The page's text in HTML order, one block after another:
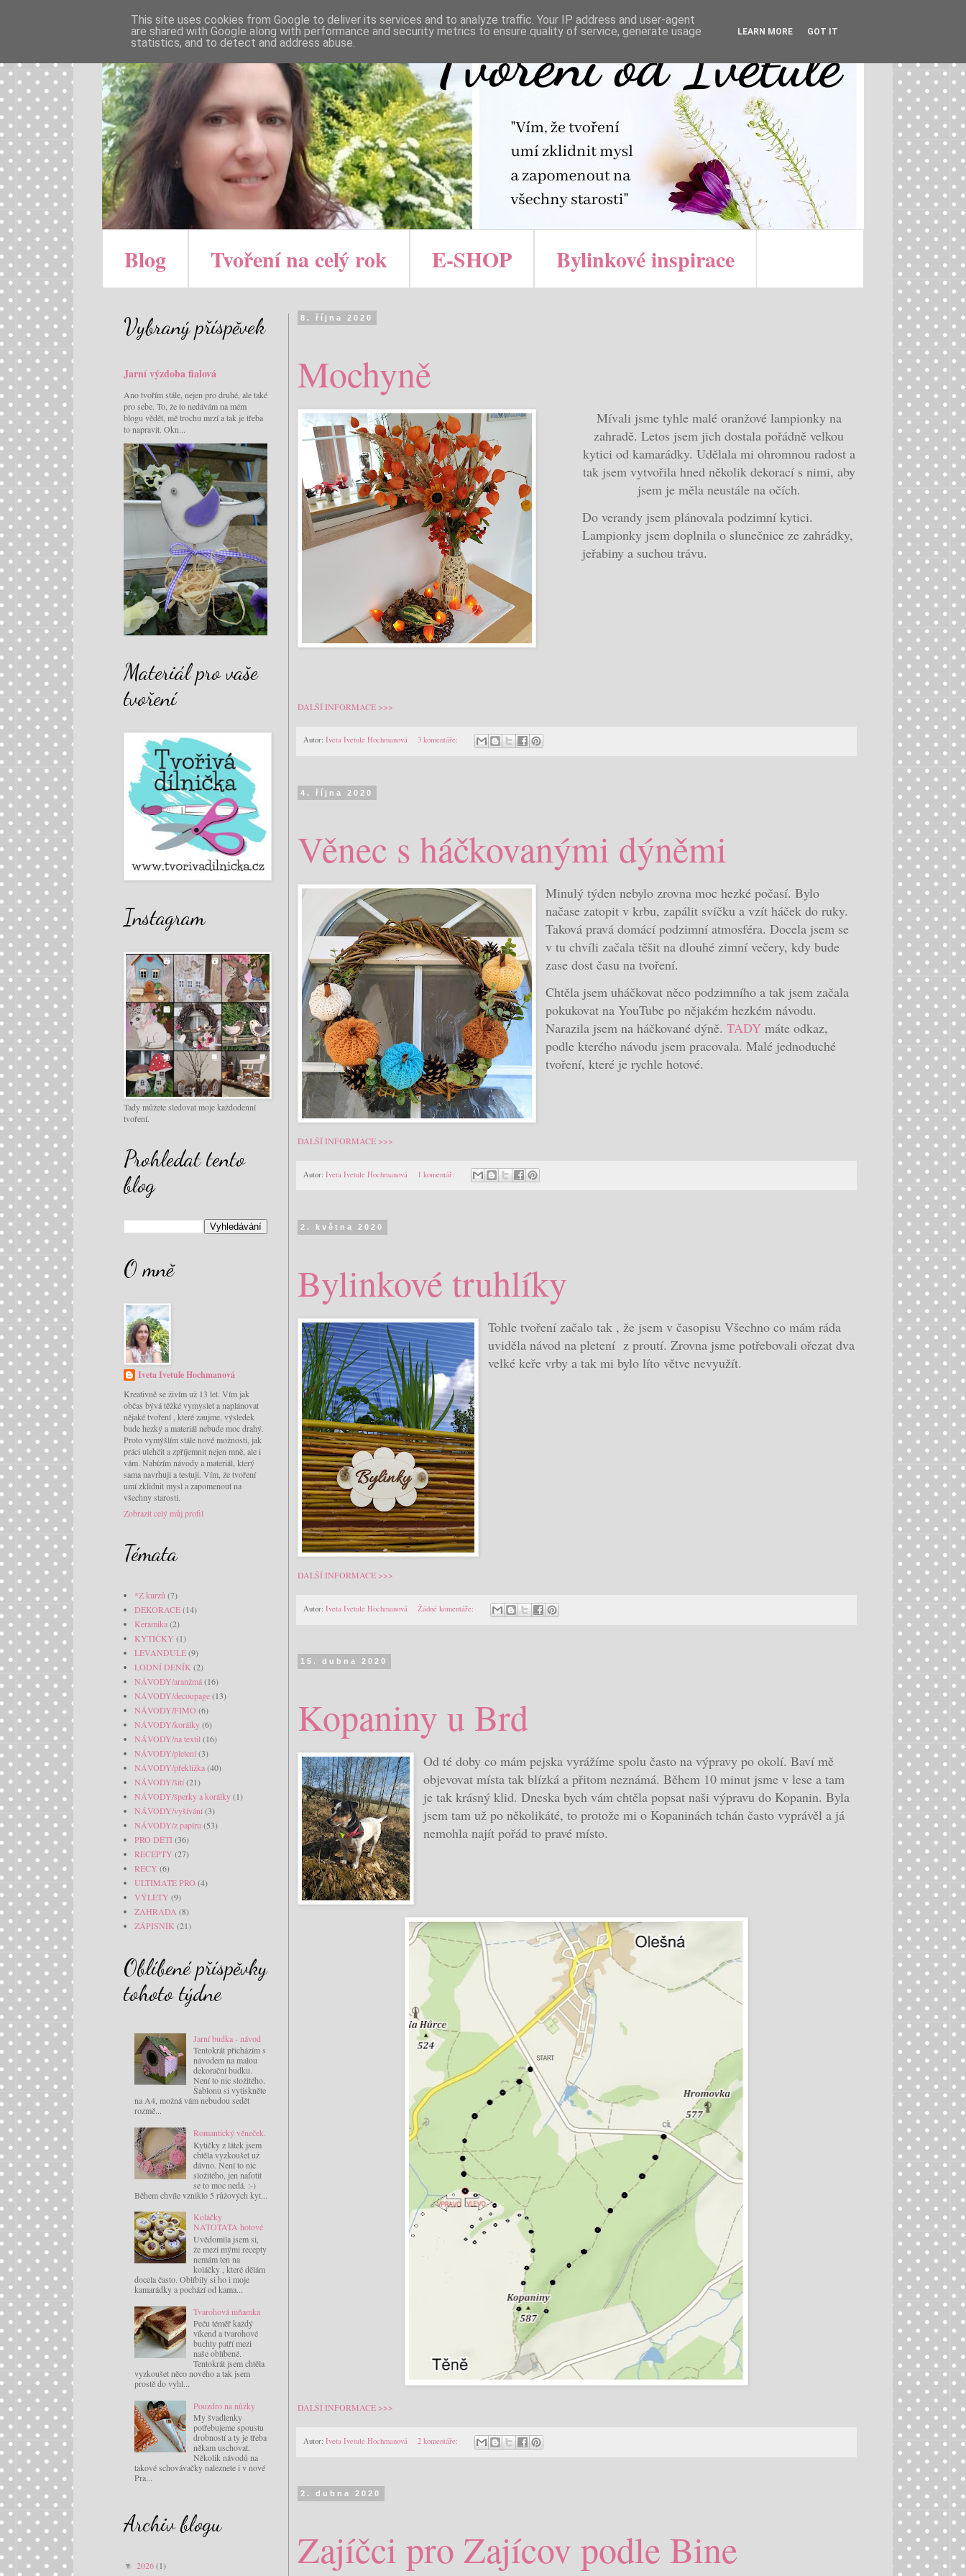
Blog Tvoření na celý rok E-SHOP Bylinkové inspirace
8. října 2020
Mochyně
Mívali jsme tyhle malé oranžové lampionky na
zahradě. Letos jsem jich dostala pořádně velkou
kytici od kamarádky. Udělala mi ohromnou radost a
tak jsem vytvořila hned několik dekorací s nimi, aby
jsem je měla neustále na očích.
Do verandy jsem plánovala podzimní kytici.
Lampionky jsem doplnila o slunečnice ze zahrádky,
jeřabiny a suchou trávu.
DALŠÍ INFORMACE >>>
Autor: Iveta Ivetule Hochmanová 3 komentáře:
4. října 2020
Věnec s háčkovanými dýněmi
Minulý týden nebylo zrovna moc hezké počasí. Bylo
načase zatopit v krbu, zapálit svíčku a vzít háček do ruky.
Taková pravá domácí podzimní atmosféra. Docela jsem se
v tu chvíli začala těšit na dlouhé zimní večery, kdy bude
zase dost času na tvoření.
Chtěla jsem uháčkovat něco podzimního a tak jsem začala
pokukovat na YouTube po nějakém hezkém návodu.
Narazila jsem na háčkované dýně.TADY máte odkaz,
podle kterého návodu jsem pracovala. Malé jednoduché
tvoření, které je rychle hotové.
DALŠÍ INFORMACE >>>
Autor: Iveta Ivetule Hochmanová 1 komentář:
2. května 2020
Bylinkové truhlíky
Tohle tvoření začalo tak , že jsem v časopisu Všechno co mám ráda
uviděla návod na pletení z proutí. Zrovna jsme potřebovali ořezat dva
velké keře vrby a tak mi bylo líto větve nevyužít.
DALŠÍ INFORMACE >>>
Autor: Iveta Ivetule Hochmanová Žádné komentáře:
15. dubna 2020
Kopaniny u Brd
Od té doby co mám pejska vyrážíme spolu často na výpravy po okolí. Baví mě
objevovat místa tak blízká a přitom neznámá. Během 10 minut jsme v lese a tam
je tak krásný klid. Dneska bych vám chtěla popsat naši výpravu do Kopanin. Byla
jsem tam už po několikáté, to protože mi o Kopaninách tchán často vyprávěl a já
nemohla najít pořád to pravé místo.
DALŠÍ INFORMACE >>>
Autor: Iveta Ivetule Hochmanová 2 komentáře:
2. dubna 2020
Zajíčci pro Zajícov podle Bine
Vybraný příspěvek
Jarní výzdoba fialová
Ano tvořím stále, nejen pro druhé, ale také
pro sebe. To, že to nedávám na mém
blogu vědět, mě trochu mrzí a tak je třeba
to napravit. Okn...
Materiál pro vaše
tvoření
Instagram
Tady můžete sledovat moje každodenní
tvoření.
Prohledat tento
blog
O mně
Iveta Ivetule Hochmanová
Kreativně se živím už 13 let. Vím jak
občas bývá těžké vymyslet a naplánovat
nějaké tvoření , které zaujme, výsledek
bude hezký a materiál nebude moc drahý.
Proto vymýšlím stále nové možnosti, jak
práci ulehčit a zpříjemnit nejen mně, ale i
vám. Nabízím návody a materiál, který
sama navrhuji a testuji. Vím, že tvoření
umí zklidnit mysl a zapomenout na
všechny starosti.
Zobrazit celý můj profil
Témata
*Z kurzů (7)
DEKORACE(14)
Keramika(2)
KYTIČKY (1)
LEVANDULE(9)
LODNÍ DENÍK (2)
NÁVODY/aranžmá(16)
NÁVODY/decoupage(13)
NÁVODY/FIMO (6)
NÁVODY/korálky(6)
NÁVODY/na textil (16)
NÁVODY/pletení(3)
NÁVODY/překližka(40)
NÁVODY/šití(21)
NÁVODY/šperky a korálky(1)
NÁVODY/vyšívání(3)
NÁVODY/z papíru (53)
PRO DĚTI(36)
RECEPTY (27)
RECY (6)
ULTIMATE PRO (4)
VÝLETY (9)
ZAHRADA (8)
ZÁPISNÍK (21)
Oblíbené příspěvky
tohoto týdne
Jarní budka - návod
Tentokrát přicházím s
návodem na malou
dekorační budku.
Není to nic složitého.
Šablonu si vytiskněte
na A4, možná vám nebudou sedět
rozmě...
Romantický věneček.
Kytičky z látek jsem
chtěla vyzkoušet už
dávno. Není to nic
složitého, jen nafotit
se to moc nedá. :-)
Během chvíle vzniklo 5 růžových kyt...
Koláčky
NATOTATA hotové
Uvědomila jsem si,
že mezi mými recepty
nemám ten na
koláčky , které dělám
docela často. Oblíbily si ho i moje
kamarádky a pochází od kama...
Tvarohová mňamka
Peču téměř každý
víkend a tvarohové
buchty patří mezi
naše oblíbené.
Tentokrát jsem chtěla
vyzkoušet něco nového a tak jsem
prostě do vyhl...
Pouzdro na nůžky
My švadlenky
potřebujeme spoustu
drobností a ty je třeba
někam uschovat.
Několik návodů na
takové schovávačky naleznete i v nové
Pra...
Archiv blogu
▼ 2026(1)
This site uses cookies from Google to deliver its services and to analyze traffic. Your IP address and user-agent
are shared with Google along with performance and security metrics to ensure quality of service, generate usage
statistics, and to detect and address abuse.
LEARN MORE GOT IT